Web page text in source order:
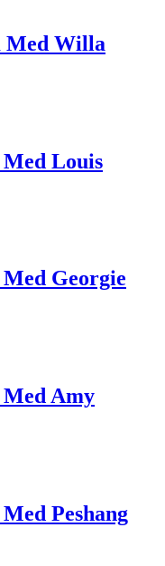
Med Willa
Louis
Georgie
Amy
Peshang